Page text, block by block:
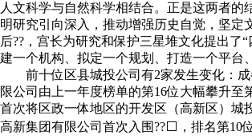
人文科学与自然科学相结合。正是这两者的
明研究引向深入，推动增强历史自觉，坚定
后??，宫长为研究和保护三星堆文化提出了“
建一个机构、拟定一个规划、打造一个平台
前十位区县城投公司有2家发生变化：成
限公司由上一年度榜单的第16位大幅攀升至
首次将区政一体地区的开发区（高新区）城
高新集团有限公司首次入围??⬜，排名第10